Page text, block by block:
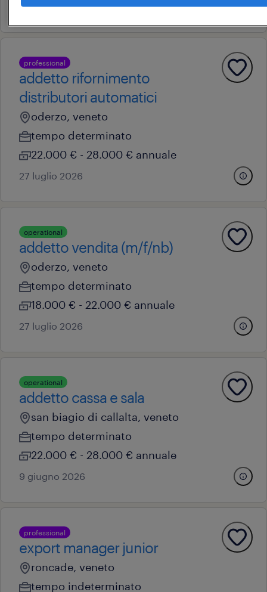
31 luglio 2026
professional
addetto rifornimento
distributori automatici
oderzo, veneto
tempo determinato
22.000 € - 28.000 € annuale
27 luglio 2026
operational
addetto vendita (m/f/nb)
oderzo, veneto
tempo determinato
18.000 € - 22.000 € annuale
27 luglio 2026
operational
addetto cassa e sala
san biagio di callalta, veneto
tempo determinato
22.000 € - 28.000 € annuale
9 giugno 2026
professional
export manager junior
roncade, veneto
tempo indeterminato